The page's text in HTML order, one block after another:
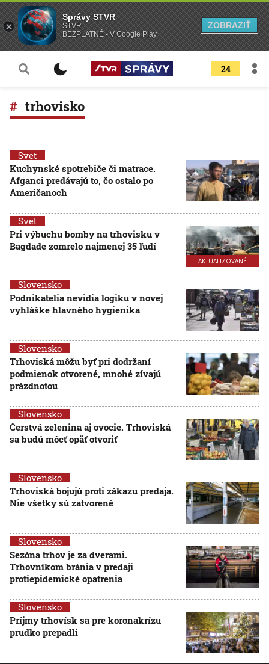
24
trhovisko
Svet
Kuchynské spotrebiče či matrace.
Afganci predávajú to, čo ostalo po
Američanoch
AKTUALIZOVANÉ
Svet
Pri výbuchu bomby na trhovisku v
Bagdade zomrelo najmenej 35 ľudí
Slovensko
Podnikatelia nevidia logiku v novej
vyhláške hlavného hygienika
Slovensko
Trhoviská môžu byť pri dodržaní
podmienok otvorené, mnohé zívajú
prázdnotou
Slovensko
Čerstvá zelenina aj ovocie. Trhoviská
sa budú môcť opäť otvoriť
Slovensko
Trhoviská bojujú proti zákazu predaja.
Nie všetky sú zatvorené
Slovensko
Sezóna trhov je za dverami.
Trhovníkom bránia v predaji
protiepidemické opatrenia
Slovensko
Príjmy trhovísk sa pre koronakrízu
prudko prepadli
Správy STVR
STVR
BEZPLATNÉ - V Google Play
ZOBRAZIŤ